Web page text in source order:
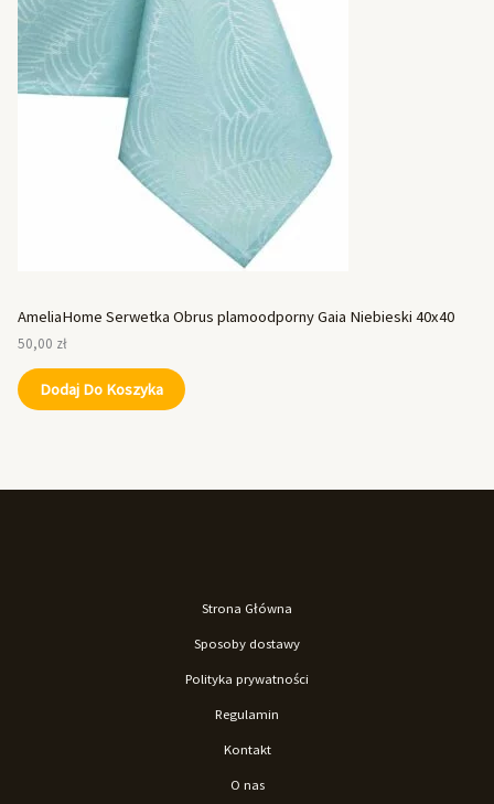
AmeliaHome Serwetka Obrus plamoodporny Gaia Niebieski 40x40
50,00 zł
Dodaj Do Koszyka
Strona Główna
Sposoby dostawy
Polityka prywatności
Regulamin
Kontakt
O nas